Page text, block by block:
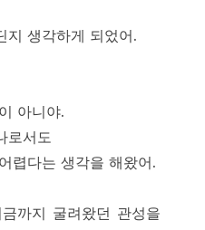
지 생각하게 되었어.
아니야.
로서도
렵다는 생각을 해왔어.
까지 굴려왔던 관성을